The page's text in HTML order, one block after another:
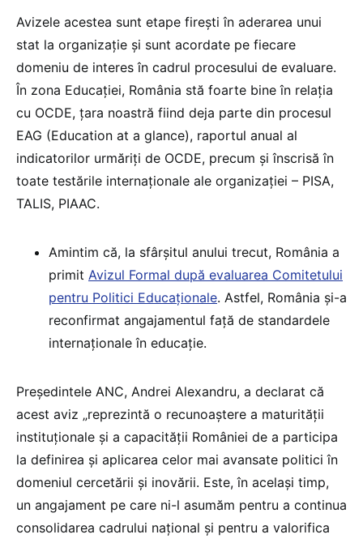
Avizele acestea sunt etape firești în aderarea unui
stat la organizație și sunt acordate pe fiecare
domeniu de interes în cadrul procesului de evaluare.
În zona Educației, România stă foarte bine în relația
cu OCDE, țara noastră fiind deja parte din procesul
EAG (Education at a glance), raportul anual al
indicatorilor urmăriți de OCDE, precum și înscrisă în
toate testările internaționale ale organizației – PISA,
TALIS, PIAAC.
Amintim că, la sfârșitul anului trecut, România a
primit Avizul Formal după evaluarea Comitetului
pentru Politici Educaționale. Astfel, România și-a
reconfirmat angajamentul față de standardele
internaționale în educație.
Președintele ANC, Andrei Alexandru, a declarat că
acest aviz „reprezintă o recunoaștere a maturității
instituționale și a capacității României de a participa
la definirea și aplicarea celor mai avansate politici în
domeniul cercetării și inovării. Este, în același timp,
un angajament pe care ni-l asumăm pentru a continua
consolidarea cadrului național și pentru a valorifica